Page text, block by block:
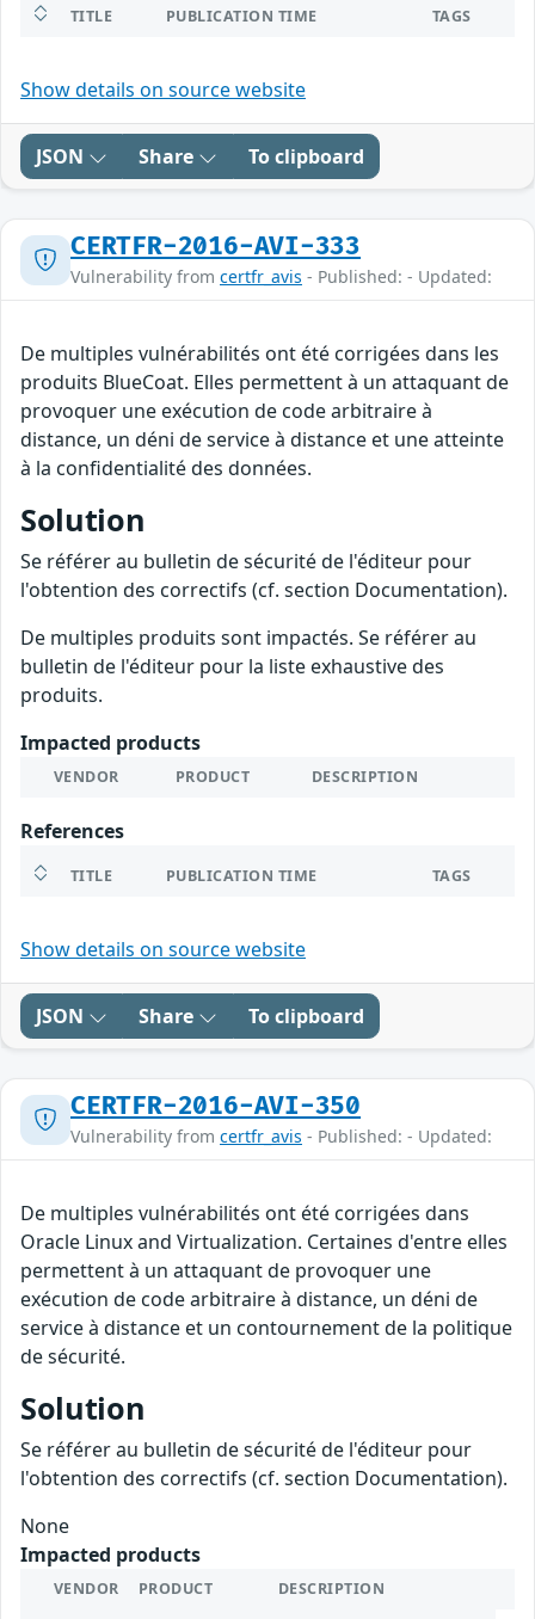
TITLE PUBLICATION TIME TAGS
Show details on source website
JSON Share To clipboard
CERTFR-2016-AVI-333
Vulnerability from certfr_avis - Published: - Updated:
De multiples vulnérabilités ont été corrigées dans les
produits BlueCoat. Elles permettent à un attaquant de
provoquer une exécution de code arbitraire à
distance, un déni de service à distance et une atteinte
à la confidentialité des données.
Solution
Se référer au bulletin de sécurité de l'éditeur pour
l'obtention des correctifs (cf. section Documentation).
De multiples produits sont impactés. Se référer au
bulletin de l'éditeur pour la liste exhaustive des
produits.
Impacted products
VENDOR PRODUCT DESCRIPTION
References
TITLE PUBLICATION TIME TAGS
Show details on source website
JSON Share To clipboard
CERTFR-2016-AVI-350
Vulnerability from certfr_avis - Published: - Updated:
De multiples vulnérabilités ont été corrigées dans
Oracle Linux and Virtualization. Certaines d'entre elles
permettent à un attaquant de provoquer une
exécution de code arbitraire à distance, un déni de
service à distance et un contournement de la politique
de sécurité.
Solution
Se référer au bulletin de sécurité de l'éditeur pour
l'obtention des correctifs (cf. section Documentation).
None
Impacted products
VENDOR PRODUCT DESCRIPTION